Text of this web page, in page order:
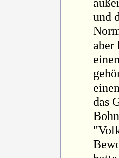
und
aber
das